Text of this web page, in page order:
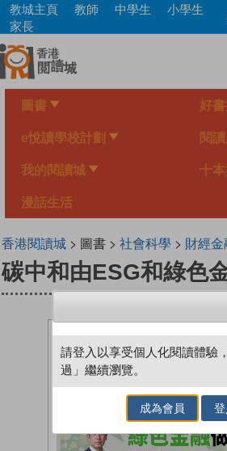
Skip
main
content
教城主頁 教師 中學生
小學生
家長
圖書 好
e悅讀學校計劃 閱
我的閱讀城 十
漫話生活
香港閱讀城> 圖書 > 社會科學 > 財經金
碳中和由ESG和綠色
請登入以享受個人化閱讀體驗
過」繼續瀏覽。
成為會員 登